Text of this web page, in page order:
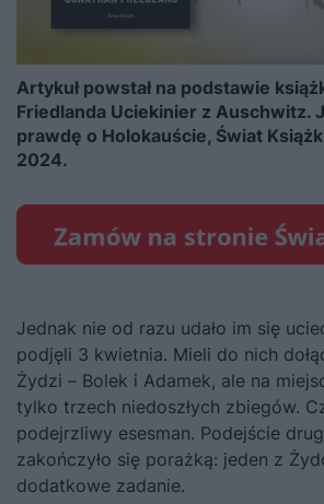
Artykuł powstał na podstawie
Friedlanda Uciekinier z Auschwitz.
prawdę o Holokauście, Świat
2024.
Jednak nie od razu udało im się
podjęli 3 kwietnia. Mieli do nich
Żydzi – Bolek i Adamek, ale na
tylko trzech niedoszłych zbiegów.
podejrzliwy esesman. Podejście
zakończyło się porażką: jeden z
dodatkowe zadanie.